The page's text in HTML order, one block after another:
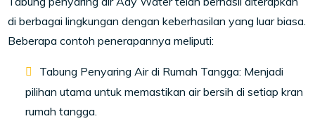
di berbagai lingkungan dengan keberhasilan yang luar biasa.
Beberapa contoh penerapannya meliputi:
Tabung Penyaring Air di Rumah Tangga: Menjadi
pilihan utama untuk memastikan air bersih di setiap kran
rumah tangga.